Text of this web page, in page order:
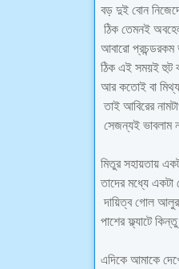
বড় দুই বোন
ঠিক তেমনই
আবারো প্রচন্ডরকম
ঠিক এই সময়ই হুট
আর কতোই বা
তাই আবিরের
সেজন্যই ভাবলাম
মিতুর সহায়তায়
তাদের মধ্যে
দায়িত্ব গোল
পাশের ফ্ল্যাটে
এদিকে আমাকে